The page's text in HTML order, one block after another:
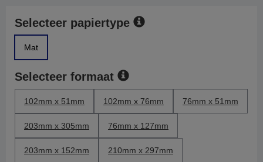
Selecteer papiertype
Mat
Selecteer formaat
102mm x 51mm 102mm x 76mm 76mm x 51mm
203mm x 305mm 76mm x 127mm
203mm x 152mm 210mm x 297mm